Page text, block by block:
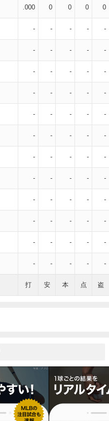
.000 0 0 0 0
- - - - -
- - - - -
- - - - -
- - - - -
- - - - -
- - - - -
- - - - -
- - - - -
- - - - -
- - - - -
- - - - -
- - - - -
打 安 本 点 盗